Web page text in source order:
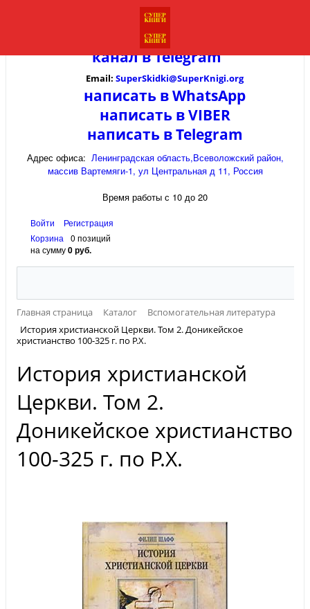
канал вTelegram
Email: SuperSkidki@SuperKnigi.org
написать в WhatsApp
написать в VIBER
написать в Telegram
Адрес офиса: Ленинградская область,Всеволожский район,
массив Вартемяги-1, ул Центральная д 11, Россия
Время работы с 10 до 20
Войти
Регистрация
Корзина
0 позиций
на сумму0 руб.
Главная страница Каталог
Вспомогательная литература
История христианской Церкви. Том 2. Доникейское
христианство 100-325 г. по Р.Х.
История христианской
Церкви. Том 2.
Доникейское христианство
100-325 г. по Р.Х.